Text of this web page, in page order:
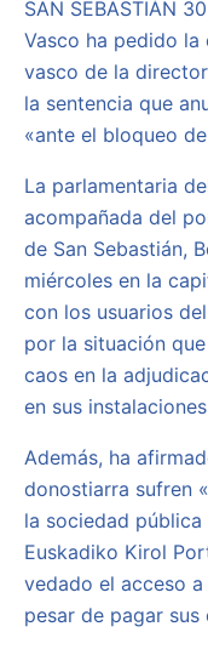
SAN SEBASTIÁN
Vasco ha pedido la
vasco de la
la sentencia que
«ante el bloqueo
La parlamentaria
acompañada del
de San Sebastián,
miércoles en la
con los usuarios
por la situación
caos en la
en sus
Además, ha
donostiarra sufren
la sociedad pública
Euskadiko Kirol
vedado el acceso
pesar de pagar sus